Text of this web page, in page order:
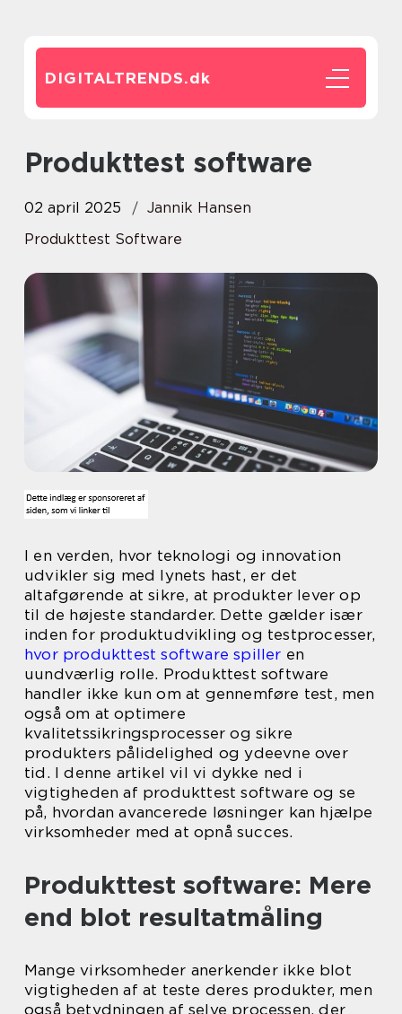
DIGITALTRENDS.dk
Produkttest software
02 april 2025
Jannik Hansen
Produkttest Software
I en verden, hvor teknologi og innovation
udvikler sig med lynets hast, er det
altafgørende at sikre, at produkter lever op
til de højeste standarder. Dette gælder især
inden for produktudvikling og testprocesser,
hvor produkttest software spiller en
uundværlig rolle. Produkttest software
handler ikke kun om at gennemføre test, men
også om at optimere
kvalitetssikringsprocesser og sikre
produkters pålidelighed og ydeevne over
tid. I denne artikel vil vi dykke ned i
vigtigheden af produkttest software og se
på, hvordan avancerede løsninger kan hjælpe
virksomheder med at opnå succes.
Produkttest software: Mere
end blot resultatmåling
Mange virksomheder anerkender ikke blot
vigtigheden af at teste deres produkter, men
også betydningen af selve processen, der